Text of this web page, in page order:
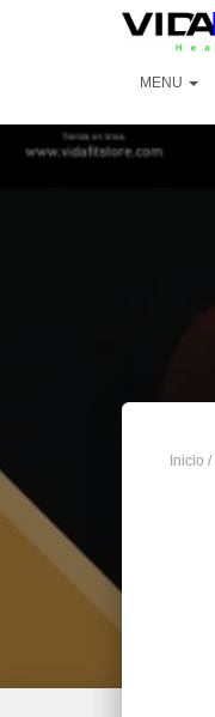
MENU
Inicio /